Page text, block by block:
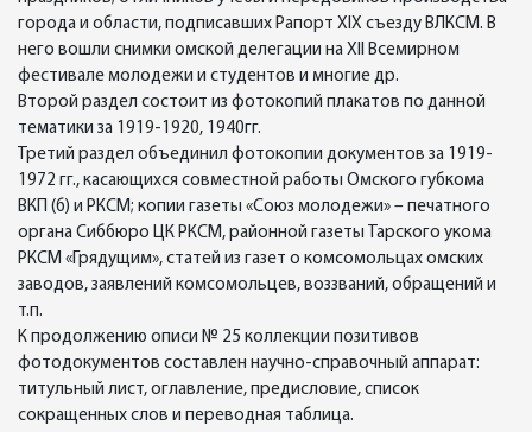
города и области, подписавших Рапорт XIX съезду ВЛКСМ. В
него вошли снимки омской делегации на XII Всемирном
фестивале молодежи и студентов и многие др.
Второй раздел состоит из фотокопий плакатов по данной
тематики за 1919-1920, 1940гг.
Третий раздел объединил фотокопии документов за 1919-
1972 гг., касающихся совместной работы Омского губкома
ВКП (б) и РКСМ; копии газеты «Союз молодежи» – печатного
органа Сиббюро ЦК РКСМ, районной газеты Тарского укома
РКСМ «Грядущим», статей из газет о комсомольцах омских
заводов, заявлений комсомольцев, воззваний, обращений и
т.п.
К продолжению описи № 25 коллекции позитивов
фотодокументов составлен научно-справочный аппарат:
титульный лист, оглавление, предисловие, список
сокращенных слов и переводная таблица.